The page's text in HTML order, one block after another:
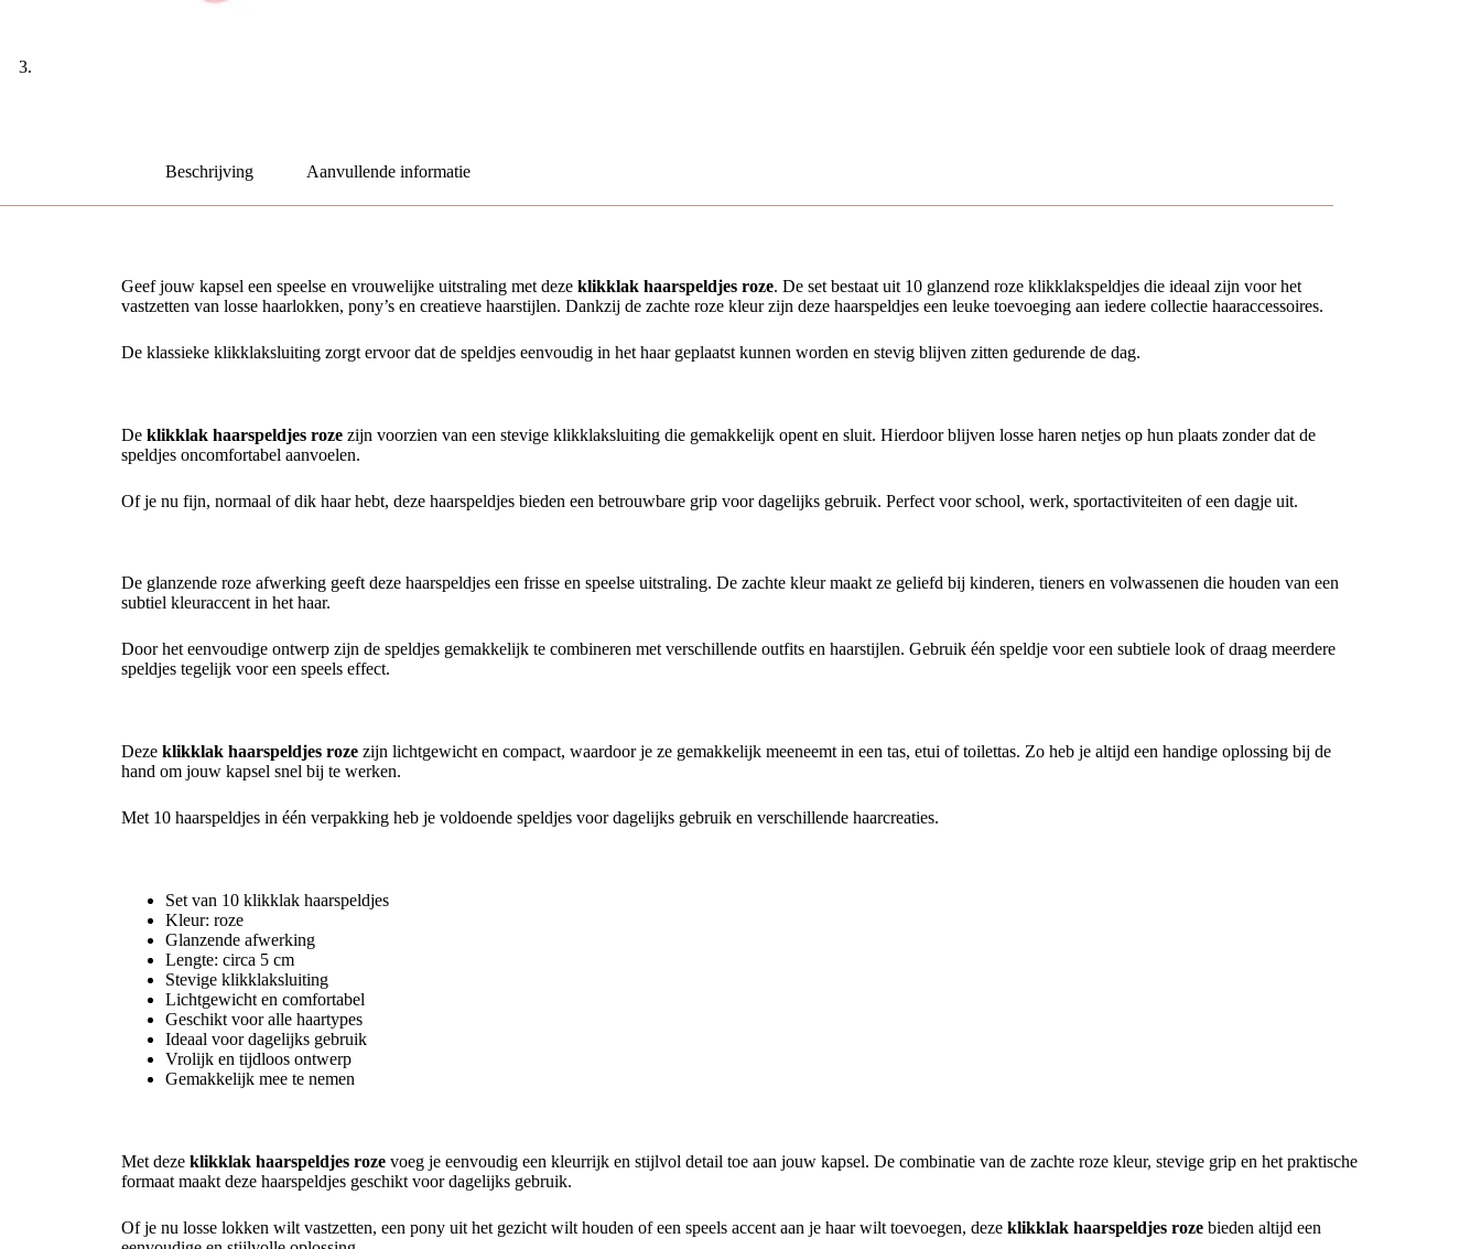
Beschrijving Aanvullende informatie
Geef jouw kapsel een speelse en vrouwelijke uitstraling met deze klikklak haarspeldjes roze. De set bestaat uit 10 glanzend roze klikklakspeldjes die ideaal zijn voor het
vastzetten van losse haarlokken, pony’s en creatieve haarstijlen. Dankzij de zachte roze kleur zijn deze haarspeldjes een leuke toevoeging aan iedere collectie haaraccessoires.
De klassieke klikklaksluiting zorgt ervoor dat de speldjes eenvoudig in het haar geplaatst kunnen worden en stevig blijven zitten gedurende de dag.
De klikklak haarspeldjes roze zijn voorzien van een stevige klikklaksluiting die gemakkelijk opent en sluit. Hierdoor blijven losse haren netjes op hun plaats zonder dat de
speldjes oncomfortabel aanvoelen.
Of je nu fijn, normaal of dik haar hebt, deze haarspeldjes bieden een betrouwbare grip voor dagelijks gebruik. Perfect voor school, werk, sportactiviteiten of een dagje uit.
De glanzende roze afwerking geeft deze haarspeldjes een frisse en speelse uitstraling. De zachte kleur maakt ze geliefd bij kinderen, tieners en volwassenen die houden van een
subtiel kleuraccent in het haar.
Door het eenvoudige ontwerp zijn de speldjes gemakkelijk te combineren met verschillende outfits en haarstijlen. Gebruik één speldje voor een subtiele look of draag meerdere
speldjes tegelijk voor een speels effect.
Deze klikklak haarspeldjes roze zijn lichtgewicht en compact, waardoor je ze gemakkelijk meeneemt in een tas, etui of toilettas. Zo heb je altijd een handige oplossing bij de
hand om jouw kapsel snel bij te werken.
Met 10 haarspeldjes in één verpakking heb je voldoende speldjes voor dagelijks gebruik en verschillende haarcreaties.
Set van 10 klikklak haarspeldjes
Kleur: roze
Glanzende afwerking
Lengte: circa 5 cm
Stevige klikklaksluiting
Lichtgewicht en comfortabel
Geschikt voor alle haartypes
Ideaal voor dagelijks gebruik
Vrolijk en tijdloos ontwerp
Gemakkelijk mee te nemen
Met deze klikklak haarspeldjes roze voeg je eenvoudig een kleurrijk en stijlvol detail toe aan jouw kapsel. De combinatie van de zachte roze kleur, stevige grip en het praktische
formaat maakt deze haarspeldjes geschikt voor dagelijks gebruik.
Of je nu losse lokken wilt vastzetten, een pony uit het gezicht wilt houden of een speels accent aan je haar wilt toevoegen, deze klikklak haarspeldjes roze bieden altijd een